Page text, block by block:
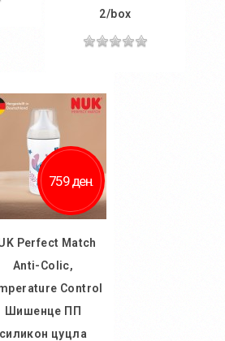
2/box
кошничка
Додај во желби
Додај за споредба
759 ден.
Perfect Match
Anti-Colic,
Control
Шишенце ПП
силикон цуцла